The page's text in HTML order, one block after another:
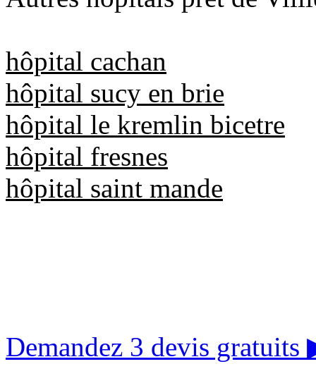
hôpital cachan
hôpital sucy en brie
hôpital le kremlin bicetre
hôpital fresnes
hôpital saint mande
Demandez 3 devis gratuits